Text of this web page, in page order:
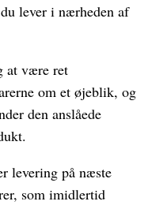
lever i nærheden af
at være ret
om et øjeblik, og
den anslåede
levering på næste
som imidlertid